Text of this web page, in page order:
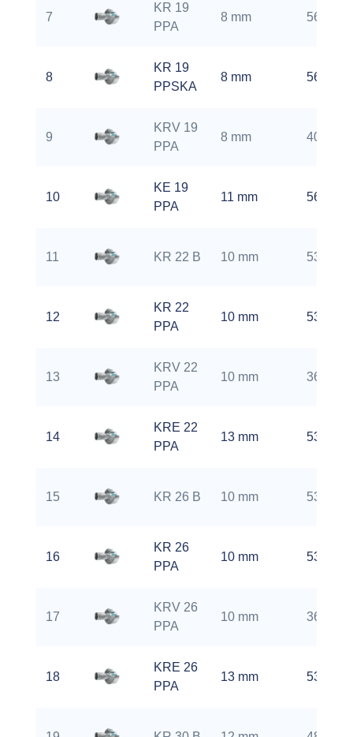
7
KR 19
PPA
8 mm 5600
8
KR 19
PPSKA
8 mm 5600
9
KRV 19
PPA
8 mm 4000
10
KE 19
PPA
11 mm 5600 r/
11 KR 22 B 10 mm 5300
12
KR 22
PPA
10 mm 5300
13
KRV 22
PPA
10 mm 3600
14
KRE 22
PPA
13 mm 5300
15 KR 26 B 10 mm 5300
16
KR 26
PPA
10 mm 5300
17
KRV 26
PPA
10 mm 3600
18
KRE 26
PPA
13 mm 5300